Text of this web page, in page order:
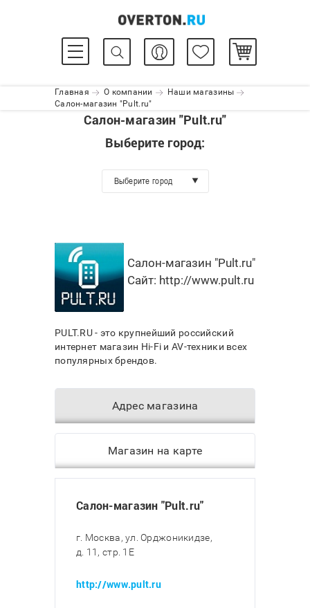
Главная О компании
Наши магазины
Салон-магазин "Pult.ru"
Салон-магазин "Pult.ru"
Выберите город:
Выберите город
Салон-магазин "Pult.ru"
Сайт: http://www.pult.ru
PULT.RU - это крупнейший российский
интернет магазин Hi-Fi и AV-техники всех
популярных брендов.
Адрес магазина
Магазин на карте
Салон-магазин "Pult.ru"
г. Москва, ул. Орджоникидзе,
д. 11, стр. 1E
http://www.pult.ru